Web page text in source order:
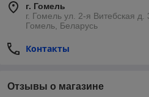
г. Гомель
г. Гомель ул. 2-я Витебская
Гомель, Беларусь
Контакты
Отзывы о магазине